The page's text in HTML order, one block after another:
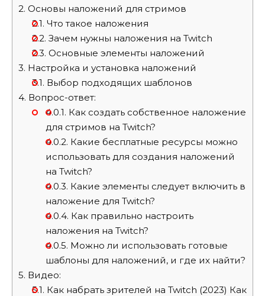
2. Основы наложений для стримов
2.1. Что такое наложения
2.2. Зачем нужны наложения на Twitch
2.3. Основные элементы наложений
3. Настройка и установка наложений
3.1. Выбор подходящих шаблонов
4. Вопрос-ответ:
4.0.1. Как создать собственное наложение
для стримов на Twitch?
4.0.2. Какие бесплатные ресурсы можно
использовать для создания наложений
на Twitch?
4.0.3. Какие элементы следует включить в
наложение для Twitch?
4.0.4. Как правильно настроить
наложения на Twitch?
4.0.5. Можно ли использовать готовые
шаблоны для наложений, и где их найти?
5. Видео:
5.1. Как набрать зрителей на Twitch (2023) Как